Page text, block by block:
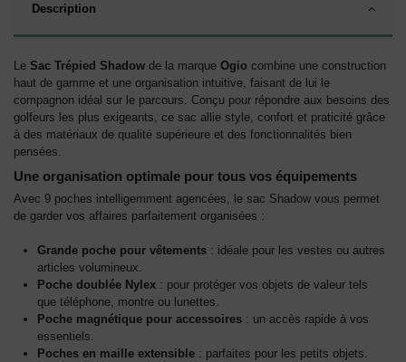
Description
Le Sac Trépied Shadow de la marque Ogio combine une construction
haut de gamme et une organisation intuitive, faisant de lui le
compagnon idéal sur le parcours. Conçu pour répondre aux besoins des
golfeurs les plus exigeants, ce sac allie style, confort et praticité grâce
à des matériaux de qualité supérieure et des fonctionnalités bien
pensées.
Une organisation optimale pour tous vos équipements
Avec 9 poches intelligemment agencées, le sac Shadow vous permet
de garder vos affaires parfaitement organisées :
Grande poche pour vêtements : idéale pour les vestes ou autres
articles volumineux.
Poche doublée Nylex : pour protéger vos objets de valeur tels
que téléphone, montre ou lunettes.
Poche magnétique pour accessoires : un accès rapide à vos
essentiels.
Poches en maille extensible : parfaites pour les petits objets.